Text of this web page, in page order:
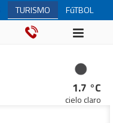
TURISMO
FúTBOL
FEMENINO
1.7 °C
cielo claro